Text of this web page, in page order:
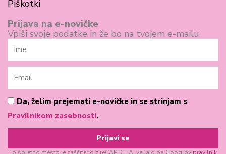
o
k
-
s
q
u
a
r
r
a
m
Piškotki
Prijava na e-novičke
Vpiši svoje podatke in že bo na tvojem e-mailu.
Ime
Email
Pogoji
poslovanja
Da, želim prejemati e-novičke in se strinjam s
Pravilnikom zasebnosti.
Prijavi se